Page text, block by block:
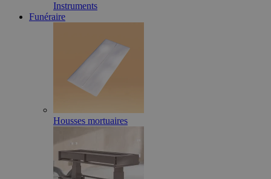
Instruments
Funéraire
Housses mortuaires